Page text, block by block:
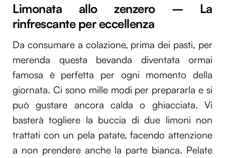
Limonata allo zenzero – La
rinfrescante per eccellenza
Da consumare a colazione, prima dei pasti, per
merenda questa bevanda diventata ormai
famosa è perfetta per ogni momento della
giornata. Ci sono mille modi per prepararla e si
può gustare ancora calda o ghiacciata. Vi
basterà togliere la buccia di due limoni non
trattati con un pela patate, facendo attenzione
a non prendere anche la parte bianca. Pelate